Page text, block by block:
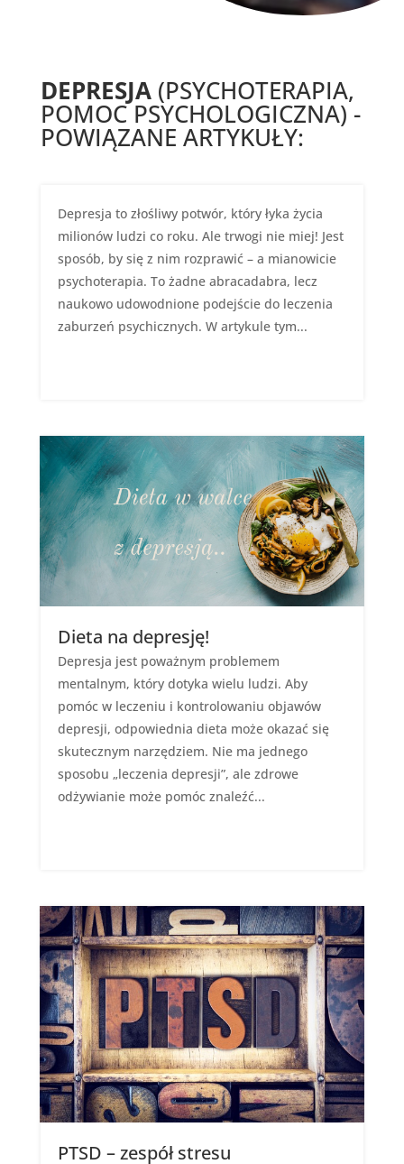
DEPRESJA(PSYCHOTERAPIA,
POMOC PSYCHOLOGICZNA) -
POWIĄZANE ARTYKUŁY:
Depresja to złośliwy potwór, który łyka życia
milionów ludzi co roku. Ale trwogi nie miej! Jest
sposób, by się z nim rozprawić – a mianowicie
psychoterapia. To żadne abracadabra, lecz
naukowo udowodnione podejście do leczenia
zaburzeń psychicznych. W artykule tym...
Dieta na depresję!
Depresja jest poważnym problemem
mentalnym, który dotyka wielu ludzi. Aby
pomóc w leczeniu i kontrolowaniu objawów
depresji, odpowiednia dieta może okazać się
skutecznym narzędziem. Nie ma jednego
sposobu „leczenia depresji”, ale zdrowe
odżywianie może pomóc znaleźć...
PTSD – zespół stresu